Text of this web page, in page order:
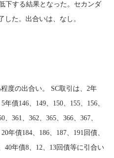
下する結果となった。セカンダ
した。出合いは、なし。
度の出合い。 SC取引は、2年
債146、149、150、155、156、
361、362、365、366、367、
年債184、186、187、191回債、
40年債8、12、13回債等に引合い